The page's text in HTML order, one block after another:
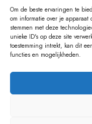
Om de beste ervaringen te
om informatie over je
stemmen met deze
unieke ID's op deze site
toestemming intrekt, kan dit
functies en mogelijkheden.
CONTACT
Vragen of wensen?
+31 (0)6 229 021